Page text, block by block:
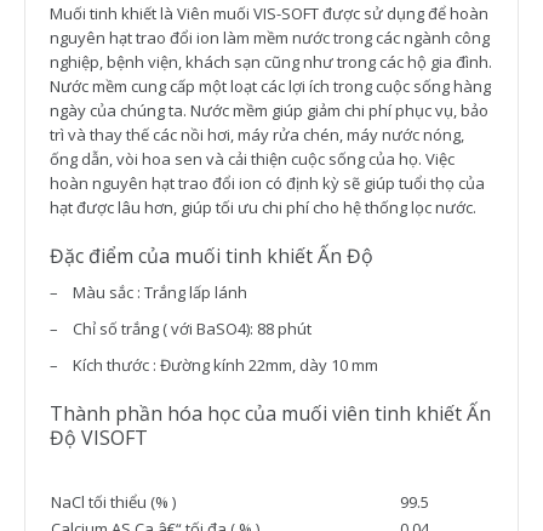
Muối tinh khiết là Viên muối VIS-SOFT được sử dụng để hoàn
nguyên hạt trao đổi ion làm mềm nước trong các ngành công
nghiệp, bệnh viện, khách sạn cũng như trong các hộ gia đình.
Nước mềm cung cấp một loạt các lợi ích trong cuộc sống hàng
ngày của chúng ta. Nước mềm giúp giảm chi phí phục vụ, bảo
trì và thay thế các nồi hơi, máy rửa chén, máy nước nóng,
ống dẫn, vòi hoa sen và cải thiện cuộc sống của họ. Việc
hoàn nguyên hạt trao đổi ion có định kỳ sẽ giúp tuổi thọ của
hạt được lâu hơn, giúp tối ưu chi phí cho hệ thống lọc nước.
Đặc điểm của muối tinh khiết Ấn Độ
– Màu sắc : Trắng lấp lánh
– Chỉ số trắng ( với BaSO4): 88 phút
– Kích thước : Đường kính 22mm, dày 10 mm
Thành phần hóa học của muối viên tinh khiết Ấn
Độ VISOFT
NaCl tối thiểu (% )
99.5